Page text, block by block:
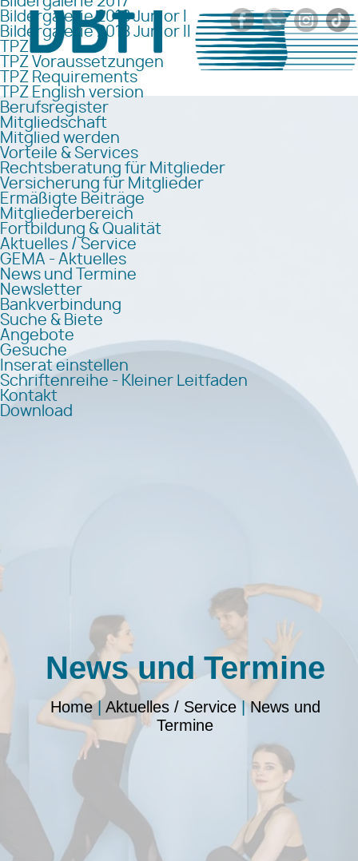
Bildergalerie 2018 Junior I
Bildergalerie 2018 Junior II
TPZ
TPZ Voraussetzungen
TPZ Requirements
TPZ English version
Berufsregister
Mitgliedschaft
Mitglied werden
Vorteile & Services
Rechtsberatung für Mitglieder
Versicherung für Mitglieder
Ermäßigte Beiträge
Mitgliederbereich
Fortbildung & Qualität
Aktuelles / Service
GEMA - Aktuelles
News und Termine
Newsletter
Bankverbindung
Suche & Biete
Angebote
Gesuche
Inserat einstellen
Schriftenreihe - Kleiner Leitfaden
Kontakt
Download
News und Termine
Home| Aktuelles / Service|News und
Termine